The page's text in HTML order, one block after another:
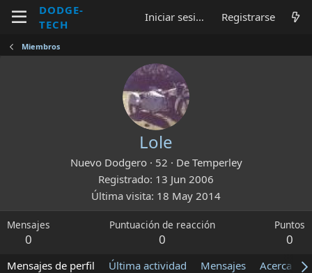
DODGE-
TECH
Iniciar sesión Registrarse
Miembros
Lole
Nuevo Dodgero · 52 · De Temperley
Registrado 13 Jun 2006
Última visita 18 May 2014
Mensajes
0
Puntuación de reacción
0
Puntos
0
Mensajes de perfil Última actividad Mensajes Acerca de